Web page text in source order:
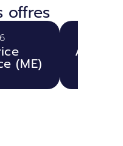
offres
(ME)
Agent